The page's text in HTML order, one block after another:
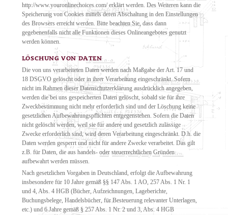
http://www.youronlinechoices.com/ erklärt werden. Des Weiteren kann die
Speicherung von Cookies mittels deren Abschaltung in den Einstellungen
des Browsers erreicht werden. Bitte beachten Sie, dass dann
gegebenenfalls nicht alle Funktionen dieses Onlineangebotes genutzt
werden können.
LÖSCHUNG VON DATEN
Die von uns verarbeiteten Daten werden nach Maßgabe der Art. 17 und
18 DSGVO gelöscht oder in ihrer Verarbeitung eingeschränkt. Sofern
nicht im Rahmen dieser Datenschutzerklärung ausdrücklich angegeben,
werden die bei uns gespeicherten Daten gelöscht, sobald sie für ihre
Zweckbestimmung nicht mehr erforderlich sind und der Löschung keine
gesetzlichen Aufbewahrungspflichten entgegenstehen. Sofern die Daten
nicht gelöscht werden, weil sie für andere und gesetzlich zulässige
Zwecke erforderlich sind, wird deren Verarbeitung eingeschränkt. D.h. die
Daten werden gesperrt und nicht für andere Zwecke verarbeitet. Das gilt
z.B. für Daten, die aus handels- oder steuerrechtlichen Gründen
aufbewahrt werden müssen.
Nach gesetzlichen Vorgaben in Deutschland, erfolgt die Aufbewahrung
insbesondere für 10 Jahre gemäß §§ 147 Abs. 1 AO, 257 Abs. 1 Nr. 1
und 4, Abs. 4 HGB (Bücher, Aufzeichnungen, Lageberichte,
Buchungsbelege, Handelsbücher, für Besteuerung relevanter Unterlagen,
etc.) und 6 Jahre gemäß § 257 Abs. 1 Nr. 2 und 3, Abs. 4 HGB